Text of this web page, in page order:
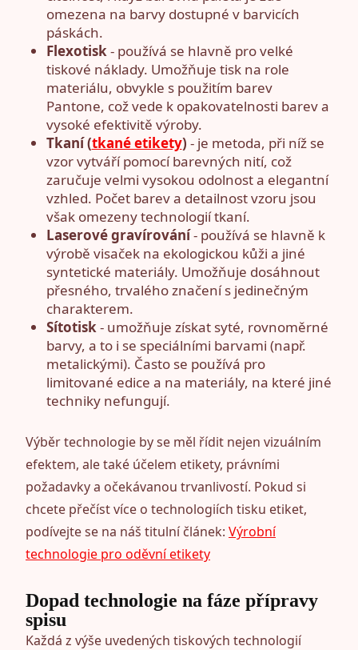
omezena na barvy dostupné v barvicích
páskách.
Flexotisk- používá se hlavně pro velké
tiskové náklady. Umožňuje tisk na role
materiálu, obvykle s použitím barev
Pantone, což vede k opakovatelnosti barev a
vysoké efektivitě výroby.
Tkaní (tkané etikety) - je metoda, při níž se
vzor vytváří pomocí barevných nití, což
zaručuje velmi vysokou odolnost a elegantní
vzhled. Počet barev a detailnost vzoru jsou
však omezeny technologií tkaní.
Laserové gravírování- používá se hlavně k
výrobě visaček na ekologickou kůži a jiné
syntetické materiály. Umožňuje dosáhnout
přesného, trvalého značení s jedinečným
charakterem.
Sítotisk- umožňuje získat syté, rovnoměrné
barvy, a to i se speciálními barvami (např.
metalickými). Často se používá pro
limitované edice a na materiály, na které jiné
techniky nefungují.
Výběr technologie by se měl řídit nejen vizuálním
efektem, ale také účelem etikety, právními
požadavky a očekávanou trvanlivostí. Pokud si
chcete přečíst více o technologiích tisku etiket,
podívejte se na náš titulní článek: Výrobní
technologie pro oděvní etikety
Dopad technologie na fáze přípravy
spisu
Každá z výše uvedených tiskových technologií